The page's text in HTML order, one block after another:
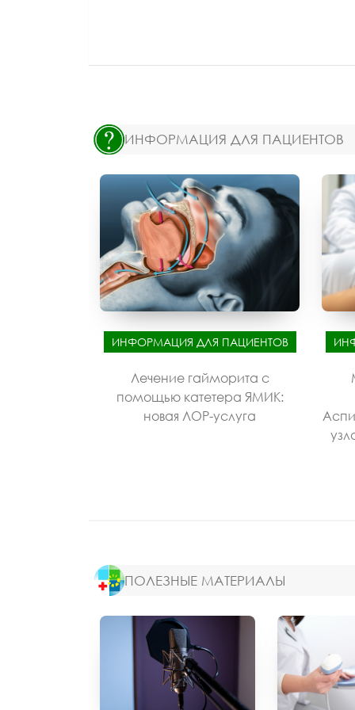
ИНФОРМАЦИЯ ДЛЯ ПАЦИЕНТОВ
ИНФОРМАЦИЯ ДЛЯ ПАЦИЕНТОВ
Лечение гайморита с
помощью катетера ЯМИК:
новая ЛОР-услуга
ПОЛЕЗНЫЕ МАТЕРИАЛЫ